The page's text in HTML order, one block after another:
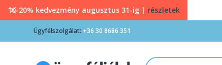
Ügyfélszolgálat: +36 30 8686 351
10-20% kedvezmény augusztus 31-ig | részletek